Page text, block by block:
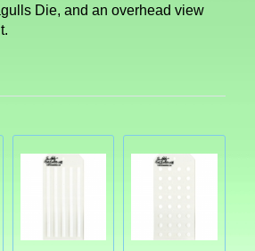
Die, and an overhead view